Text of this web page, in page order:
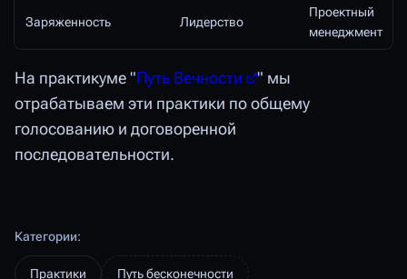
Заряженность Лидерство
Проектный
менеджмент
На практикуме "Путь Вечности
" мы
отрабатываем эти практики по общему
голосованию и договоренной
последовательности.
Категории:
Практики Путь бесконечности